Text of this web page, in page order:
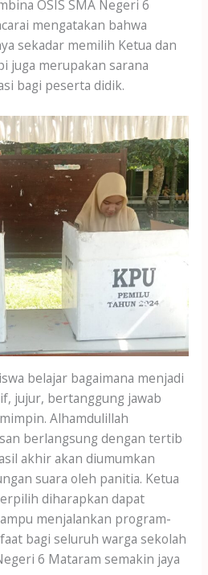
OSIS SMA Negeri 6
mengatakan bahwa
sekadar memilih Ketua dan
juga merupakan sarana
bagi peserta didik.
belajar bagaimana menjadi
jujur, bertanggung jawab
Alhamdulillah
berlangsung dengan tertib
akhir akan diumumkan
suara oleh panitia. Ketua
diharapkan dapat
menjalankan program-
bagi seluruh warga sekolah
6 Mataram semakin jaya